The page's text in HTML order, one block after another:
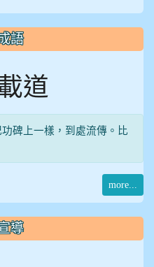
語
道
碑上一樣，到處流傳。比
more...
導